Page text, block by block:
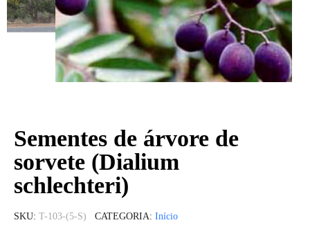
Sementes de árvore de
sorvete (Dialium
schlechteri)
SKU T-103-(5-S) CATEGORIA Início